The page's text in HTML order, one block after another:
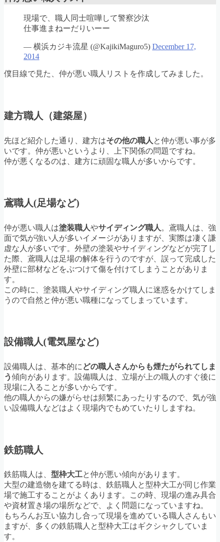
現場で、職人同士喧嘩して警察沙汰
仕事進まねーだりいーー
— 横浜カジキ流星 (@KajikiMaguro5) December 17,
2014
僕目線で見た、仲が悪い職人リストを作成してみました。
建方職人（建築屋）
先ほど紹介した通り、建方はその他の職人 と仲が悪い事が多
いです。仲が悪いというより、上下関係の問題ですね。
仲が悪くなるのは、建方に頑固な職人が多いからです。
鳶職人(足場など)
仲が悪い職人は塗装職人やサイディング職人 。鳶職人は、強
面で気が強い人が多いイメージがありますが、実際は凄く謙
虚な人が多いです。外壁の塗装やサイディングなどが完了し
た際、鳶職人は足場の解体を行うのですが、誤って完成した
外壁に部材などをぶつけて傷を付けてしまうことがありま
す。
この時に、塗装職人やサイディング職人に迷惑をかけてしま
うので自然と仲が悪い職種になってしまっています。
設備職人(電気屋など)
設備職人は、基本的に どの職人さんからも煙たがられてしま
う傾向があります。設備職人は、立場が上の職人のすぐ後に
現場に入ることが多いからです。
他の職人からの嫌がらせは頻繁にあったりするので、気が強
い設備職人などはよく現場内でもめていたりしますね。
鉄筋職人
鉄筋職人は、 型枠大工と仲が悪い傾向があります。
大型の建造物を建てる時は、鉄筋職人と型枠大工が同じ作業
場で施工することがよくあります。この時、現場の進み具合
や資材置き場の場所などで、よく問題になっていますね。
もちろんお互い協力し合って現場を進めている職人さんもい
ますが、多くの鉄筋職人と型枠大工はギクシャクしていま
す。